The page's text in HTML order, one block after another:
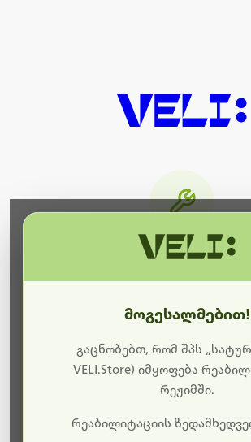
ბოდიშს გიხდით
მიმდინარეობს საიტის განახლება
სამუშაოები.
მალე ისევ ხელმისაწვდომი იქნება.
მოგესალმებით!
გაცნობებთ, რომ შპს
VELI.Store) იმყოფება
რეჟიმში.
რეაბილიტაციის